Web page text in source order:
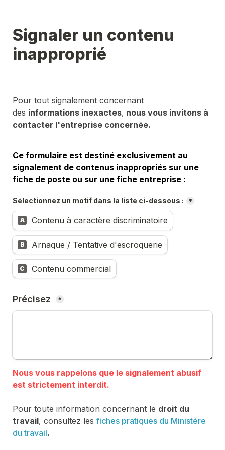
Signaler un contenu
inapproprié
Pour tout signalement concernant
des informations inexactes, nous vous invitons à
contacter l'entreprise concernée.
Ce formulaire est destiné exclusivement au
signalement de contenus inappropriés sur une
fiche de poste ou sur une fiche entreprise :
Sélectionnez un motif dans la liste ci-dessous : *
A Contenu à caractère discriminatoire
B Arnaque / Tentative d'escroquerie
C Contenu commercial
Précisez *
Nous vous rappelons que le signalement abusif
Pour toute information concernant le droit du
travail, consultez les fiches pratiques du Ministère
du travail